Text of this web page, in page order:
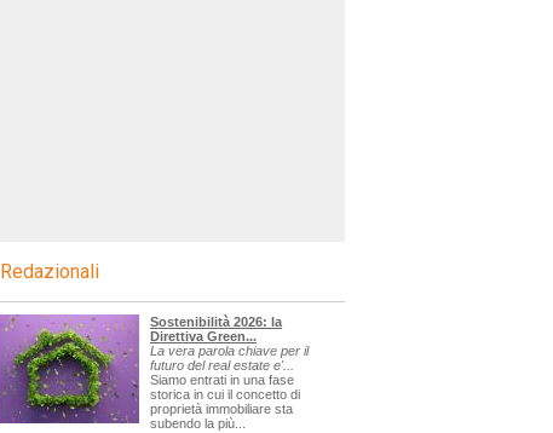
Redazionali
Sostenibilità 2026: la
Direttiva Green...
La vera parola chiave per il
futuro del real estate e'...
Siamo entrati in una fase
storica in cui il concetto di
proprietà immobiliare sta
subendo la più...